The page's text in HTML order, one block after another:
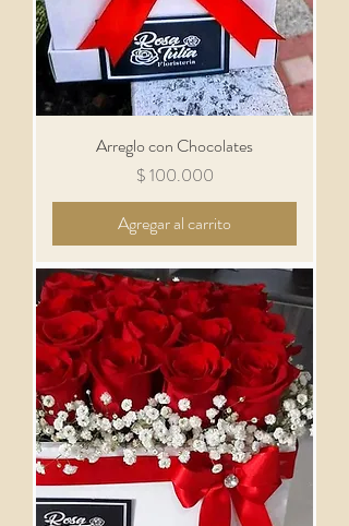
Arreglo con Chocolates
Precio
$ 100.000
Agregar al carrito